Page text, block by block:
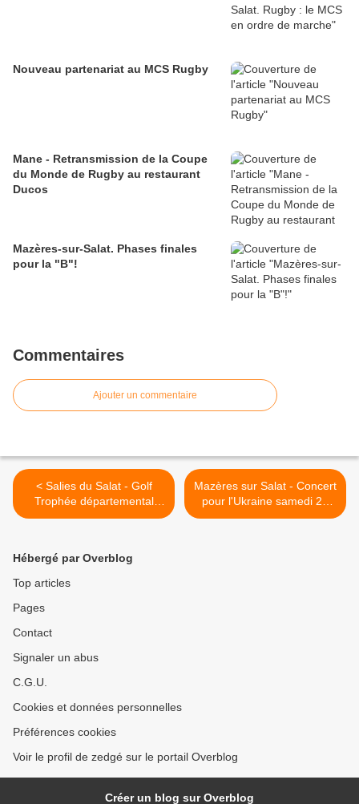
Nouveau partenariat au MCS Rugby
Mane - Retransmission de la Coupe
du Monde de Rugby au restaurant
Ducos
Mazères-sur-Salat. Phases finales
pour la "B"!
Commentaires
Ajouter un commentaire
< Salies du Salat - Golf
Trophée départemental
Jeunes
Mazères sur Salat - Concert
pour l'Ukraine samedi 21
mai >
Hébergé par Overblog
Top articles
Pages
Contact
Signaler un abus
C.G.U.
Cookies et données personnelles
Préférences cookies
Voir le profil de zedgé sur le portail Overblog
Créer un blog sur Overblog